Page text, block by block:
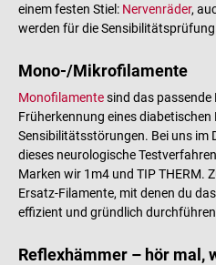
einem festen Stiel: Nervenräder,
werden für die
Mono-/Mikrofilamente
Monofilamentesind das
Früherkennung eines diabetischen
Sensibilitätsstörungen. Bei uns im
dieses neurologische
Marken wir 1m4 und TIP THERM.
Ersatz-Filamente, mit denen du
effizient und gründlich
Reflexhämmer – hör mal,